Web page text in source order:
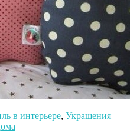
в интерьере, Украшения